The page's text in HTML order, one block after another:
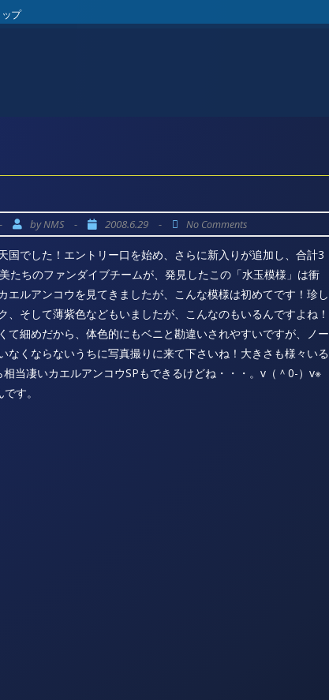
ップ
- byNMS - 2008.6.29 - No Comments
国でした！エントリー口を始め、さらに新入りが追加し、合計3
たちのファンダイブチームが、発見したこの「水玉模様」は衝
エルアンコウを見てきましたが、こんな模様は初めてです！珍し
、そして薄紫色などもいましたが、こんなのもいるんですよね！
て細めだから、体色的にもベニと勘違いされやすいですが、ノー
なくならないうちに写真撮りに来て下さいね！大きさも様々いる
当凄いカエルアンコウSPもできるけどね・・・。v（＾0-）v※
す。